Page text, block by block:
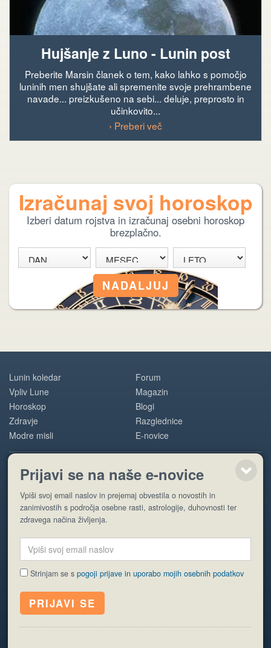
Hujšanje z Luno - Lunin post
Preberite Marsin članek o tem, kako lahko s pomočjo
luninih men shujšate ali spremenite svoje prehrambene
navade... preizkušeno na sebi... deluje, preprosto in
učinkovito...
› Preberi več
Izračunaj svoj horoskop
Izberi datum rojstva in izračunaj osebni horoskop
brezplačno.
Lunin koledar
Vpliv Lune
Horoskop
Zdravje
Modre misli
Forum
Magazin
Blogi
Razglednice
E-novice
POMOČ
O nas
Oglaševanje
© EyeCatching. Vse pravice so pridržane.
ISSN 1581-2332
Politika piškotkov Varstvo osebnih podatkov
Prijavi se na naše e-novice
Vpiši svoj email naslov in prejemaj obvestila o novostih in
zanimivostih s področja osebne rasti, astrologije, duhovnosti ter
zdravega načina življenja.
Strinjam se spogoji prijave in uporabo mojih osebnih podatkov